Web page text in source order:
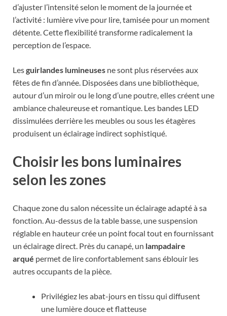
d’ajuster l’intensité selon le moment de la journée et
l’activité : lumière vive pour lire, tamisée pour un moment
détente. Cette flexibilité transforme radicalement la
perception de l’espace.
Lesguirlandes lumineuses ne sont plus réservées aux
fêtes de fin d’année. Disposées dans une bibliothèque,
autour d’un miroir ou le long d’une poutre, elles créent une
ambiance chaleureuse et romantique. Les bandes LED
dissimulées derrière les meubles ou sous les étagères
produisent un éclairage indirect sophistiqué.
Choisir les bons luminaires
selon les zones
Chaque zone du salon nécessite un éclairage adapté à sa
fonction. Au-dessus de la table basse, une suspension
réglable en hauteur crée un point focal tout en fournissant
un éclairage direct. Près du canapé, un lampadaire
arqué permet de lire confortablement sans éblouir les
autres occupants de la pièce.
Privilégiez les abat-jours en tissu qui diffusent
une lumière douce et flatteuse